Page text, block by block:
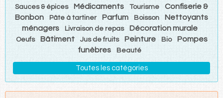
Sauces & épices Médicaments Tourisme
Confiserie &
Bonbon
Pâte à tartiner Parfum Boisson
Nettoyants
ménagers
Livraison de repas Décoration murale
Oeufs Bâtiment Jus de fruits Peinture Bio
Pompes
funèbres
Beauté
Toutes les catégories